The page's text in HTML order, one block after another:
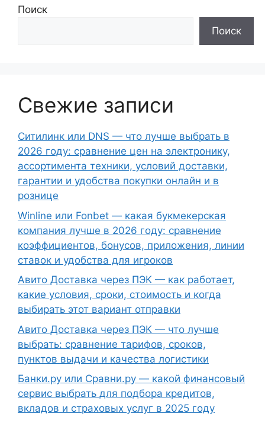
Поиск
Поиск
Свежие записи
Ситилинк или DNS — что лучше выбрать в
2026 году: сравнение цен на электронику,
ассортимента техники, условий доставки,
гарантии и удобства покупки онлайн и в
рознице
Winline или Fonbet — какая букмекерская
компания лучше в 2026 году: сравнение
коэффициентов, бонусов, приложения, линии
ставок и удобства для игроков
Авито Доставка через ПЭК — как работает,
какие условия, сроки, стоимость и когда
выбирать этот вариант отправки
Авито Доставка через ПЭК — что лучше
выбрать: сравнение тарифов, сроков,
пунктов выдачи и качества логистики
Банки.ру или Сравни.ру — какой финансовый
сервис выбрать для подбора кредитов,
вкладов и страховых услуг в 2025 году